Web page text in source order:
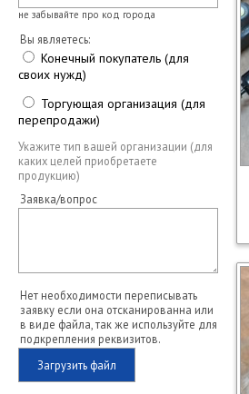
не забывайте про код города
Вы являетесь:
Конечный покупатель (для
своих нужд)
Торгующая организация (для
перепродажи)
Укажите тип вашей организации (для
каких целей приобретаете
продукцию)
Заявка/вопрос
Нет необходимости переписывать
заявку если она отсканированна или
в виде файла, так же используйте для
подкрепления реквизитов.
Загрузить файл